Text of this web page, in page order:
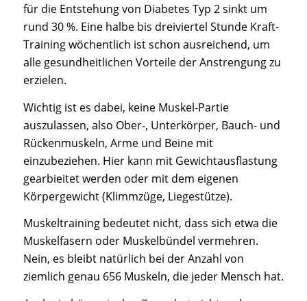
für die Entstehung von Diabetes Typ 2 sinkt um
rund 30 %. Eine halbe bis dreiviertel Stunde Kraft-
Training wöchentlich ist schon ausreichend, um
alle gesundheitlichen Vorteile der Anstrengung zu
erzielen.
Wichtig ist es dabei, keine Muskel-Partie
auszulassen, also Ober-, Unterkörper, Bauch- und
Rückenmuskeln, Arme und Beine mit
einzubeziehen. Hier kann mit Gewichtausflastung
gearbieitet werden oder mit dem eigenen
Körpergewicht (Klimmzüge, Liegestütze).
Muskeltraining bedeutet nicht, dass sich etwa die
Muskelfasern oder Muskelbündel vermehren.
Nein, es bleibt natürlich bei der Anzahl von
ziemlich genau 656 Muskeln, die jeder Mensch hat.